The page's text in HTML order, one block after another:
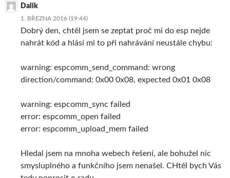
Dalik
1. BŘEZNA 2016 (19:44)
Dobrý den, chtěl jsem se zeptat proč mi do esp nejde
nahrát kód a hlásí mi to při nahrávání neustále chybu:
warning: espcomm_send_command: wrong
direction/command: 0x00 0x08, expected 0x01 0x08
warning: espcomm_sync failed
error: espcomm_open failed
error: espcomm_upload_mem failed
Hledal jsem na mnoha webech řešení, ale bohužel nic
smysluplného a funkčního jsem nenašel. CHtěl bych Vás